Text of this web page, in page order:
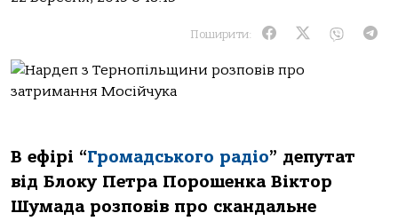
Поширити:
В ефірі “Громадського радіо” депутат
від Блоку Петра Порошенка Віктор
Шумада розповів про скандальне